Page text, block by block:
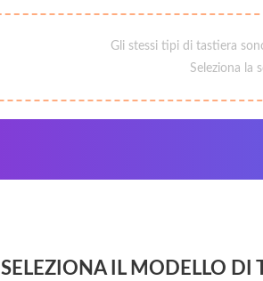
Gli stessi tipi di tastiera
Seleziona la
SELEZIONA IL MODELLO DI